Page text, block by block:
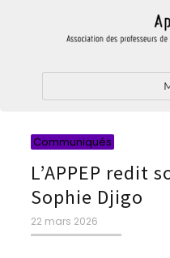
Communiqués
L’APPEP redit
Sophie Djigo
Publié
le
22 mars 2026